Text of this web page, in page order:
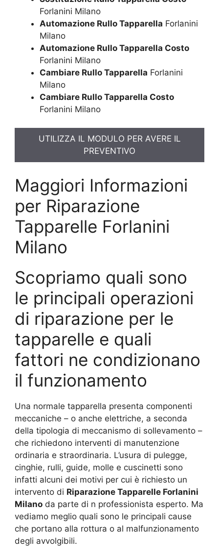
Forlanini Milano
Automazione Rullo Tapparella Forlanini
Milano
Automazione Rullo Tapparella Costo
Forlanini Milano
Cambiare Rullo Tapparella Forlanini
Milano
Cambiare Rullo Tapparella Costo
Forlanini Milano
UTILIZZA IL MODULO PER AVERE IL
PREVENTIVO
Maggiori Informazioni
per Riparazione
Tapparelle Forlanini
Milano
Scopriamo quali sono
le principali operazioni
di riparazione per le
tapparelle e quali
fattori ne condizionano
il funzionamento
Una normale tapparella presenta componenti
meccaniche – o anche elettriche, a seconda
della tipologia di meccanismo di sollevamento –
che richiedono interventi di manutenzione
ordinaria e straordinaria. L’usura di pulegge,
cinghie, rulli, guide, molle e cuscinetti sono
infatti alcuni dei motivi per cui è richiesto un
intervento di Riparazione Tapparelle Forlanini
Milano da parte di n professionista esperto. Ma
vediamo meglio quali sono le principali cause
che portano alla rottura o al malfunzionamento
degli avvolgibili.